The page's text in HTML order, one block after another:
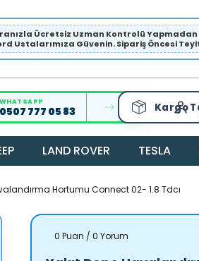
Ücretsiz Uzman Kontrolü
Ustalarımıza Güvenin. Sipariş Öncesi Teyit
WHATSAPP
0507 777 05 83 Kargo
LAND ROVER TESLA
Hortumu Connect 02- 1.8 Tdcı
0 Puan / 0 Yorum